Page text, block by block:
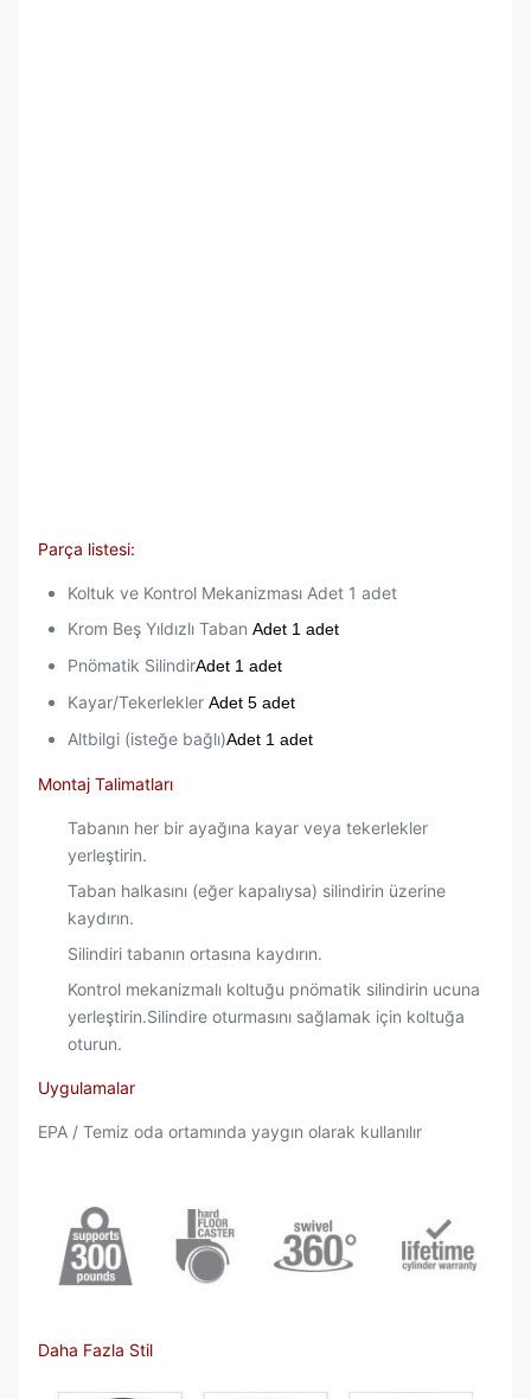
Parça listesi:
Koltuk ve Kontrol Mekanizması Adet 1 adet
Krom Beş Yıldızlı Taban Adet 1 adet
Pnömatik SilindirAdet 1 adet
Kayar/Tekerlekler Adet 5 adet
Altbilgi (isteğe bağlı)Adet 1 adet
Montaj Talimatları
Tabanın her bir ayağına kayar veya tekerlekler
yerleştirin.
Taban halkasını (eğer kapalıysa) silindirin üzerine
kaydırın.
Silindiri tabanın ortasına kaydırın.
Kontrol mekanizmalı koltuğu pnömatik silindirin ucuna
yerleştirin.Silindire oturmasını sağlamak için koltuğa
oturun.
Uygulamalar
EPA / Temiz oda ortamında yaygın olarak kullanılır
Daha Fazla Stil